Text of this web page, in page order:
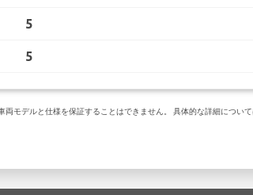
5
5
モデルと仕様を保証することはできません。 具体的な詳細につい